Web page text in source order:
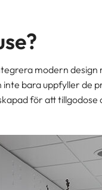
modern
bara uppfyller de
för att